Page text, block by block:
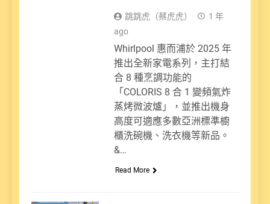
跳跳虎（蔡虎虎）
1 年
ago
Whirlpool 惠而浦於 2025 年
推出全新家電系列，主打結
合 8 種烹調功能的
「COLORIS 8 合 1 變頻氣炸
蒸烤微波爐」，並推出機身
高度可適應多數亞洲標準櫥
櫃洗碗機、洗衣機等新品。
&…
Read More